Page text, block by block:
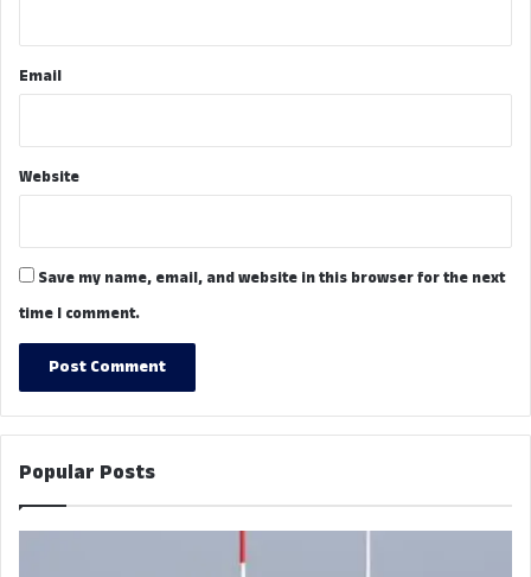
Email
Website
Save my name, email, and website in this browser for the next
time I comment.
Popular Posts